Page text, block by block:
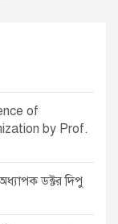
of
by Prof.
ডক্টর দিপু